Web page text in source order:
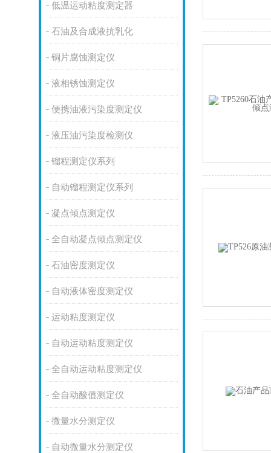
低温运动粘度测定器
石油及合成液抗乳化
铜片腐蚀测定仪
液相锈蚀测定仪
便携油液污染度测定仪
液压油污染度检测仪
镏程测定仪系列
自动镏程测定仪系列
凝点倾点测定仪
全自动凝点倾点测定仪
石油密度测定仪
自动液体密度测定仪
运动粘度测定仪
自动运动粘度测定仪
全自动运动粘度测定仪
全自动酸值测定仪
微量水分测定仪
自动微量水分测定仪